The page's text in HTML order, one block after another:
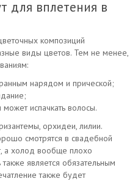
для вплетения в
композиций
виды цветов. Тем не менее,
нарядом и прической;
может испачкать волосы.
орхидеи, лилии.
смотрятся в свадебной
а холод вообще плохо
является обязательным
также будет